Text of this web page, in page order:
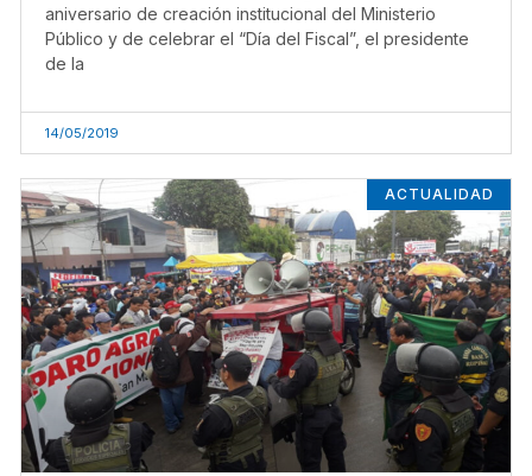
aniversario de creación institucional del Ministerio
Público y de celebrar el “Día del Fiscal”, el presidente
de la
14/05/2019
ACTUALIDAD